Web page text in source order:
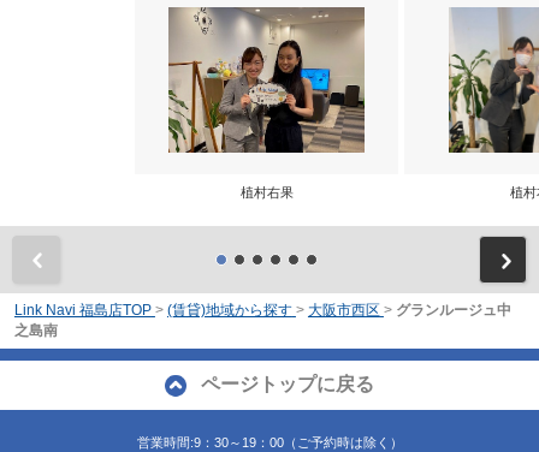
植村右果 植村
Link Navi 福島店TOP > (賃貸)地域から探す > 大阪市西区 > グランルージュ中
之島南
ページトップに戻る
営業時間:9：30～19：00（ご予約時は除く）